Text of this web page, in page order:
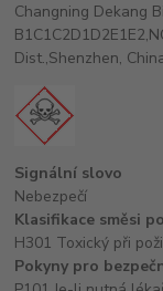
Changning Dekang
Dist.,Shenzhen,
Signální slovo
Nebezpečí
Klasifikace směsi
H301 Toxický při
Pokyny pro